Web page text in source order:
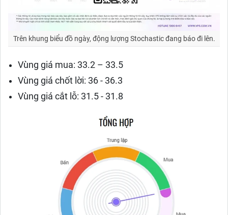
Trên khung biểu đồ ngày, động lượng Stochastic đang báo đi lên.
Vùng giá mua: 33.2 – 33.5
Vùng giá chốt lời: 36 - 36.3
Vùng giá cắt lỗ: 31.5 - 31.8